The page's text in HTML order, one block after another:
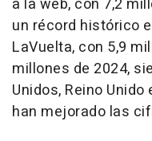
a la web, con 7,2
un récord histórico
LaVuelta, con 5,9
millones de 2024,
Unidos, Reino
han mejorado las